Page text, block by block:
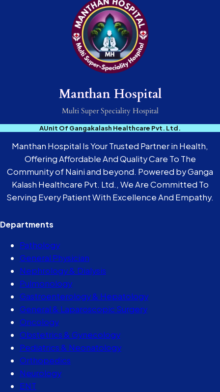
Manthan Hospital
Multi Super Speciality Hospital
AUnit Of Gangakalash Healthcare Pvt. Ltd.
Manthan Hospital Is Your Trusted Partner in Health,
Offering Affordable And Quality Care To The
Community of Naini and beyond. Powered by Ganga
Kalash Healthcare Pvt. Ltd., We Are Committed To
Serving Every Patient With Excellence And Empathy.
Departments
Pathology
General Physician
Nephrology & Dialysis
Pulmonology
Gastroenterology & Hepatology
General & Laparoscopic Surgery
Oncology
Obstetrics & Gynecology
Pediatrics & Neonatology
Orthopedics
Neurology
ENT